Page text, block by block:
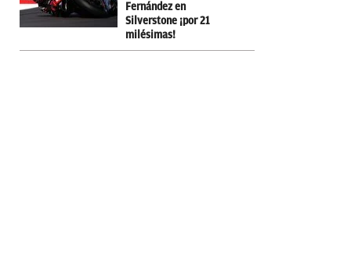
Fernández en
Silverstone ¡por 21
milésimas!